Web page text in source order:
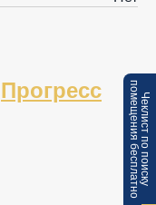
Прогресс
Ч
е
к
л
и
с
т
п
о
п
о
и
с
к
у
по
м
е
щ
е
н
и
я
б
е
с
п
л
а
т
н
о